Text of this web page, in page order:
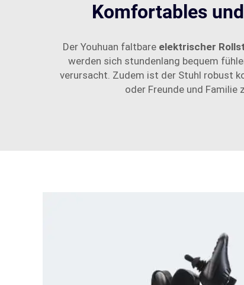
Komfortables
Der Youhuan faltbare elektrischer
werden sich stundenlang bequem
verursacht. Zudem ist der Stuhl robust
oder Freunde und